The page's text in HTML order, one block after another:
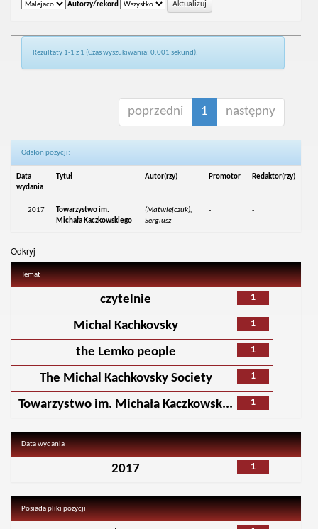
Autorzy/rekord
Rezultaty 1-1 z 1 (Czas wyszukiwania: 0.001 sekund).
poprzedni 1 następny
Odsłon pozycji:
Data
wydania
Tytuł Autor(rzy) Promotor Redaktor(rzy)
2017
Towarzystwo im.
Michała Kaczkowskiego
(Matwiejczuk),
Sergiusz
- -
Odkryj
Temat
1
czytelnie
1
Michal Kachkovsky
1
the Lemko people
1
The Michal Kachkovsky Society
1
Towarzystwo im. Michała Kaczkowsk...
Data wydania
1
2017
Posiada pliki pozycji